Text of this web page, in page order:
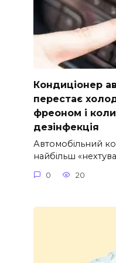
Кондиціонер
перестає
фреоном і
дезінфекція
Автомобільний
найбільш
0 20